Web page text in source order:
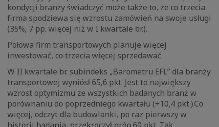
kondycji branży świadczyć może także to, że co trzecia
firma spodziewa się wzrostu zamówień na swoje usługi
(35%, 7 pp. więcej niż w I kwartale br.).
Połowa firm transportowych planuje więcej
inwestować, co trzecia więcej sprzedawać
W II kwartale br. subindeks „Barometru EFL” dla branży
transportowej wyniósł 65,6 pkt. Jest to największy
wzrost optymizmu ze wszystkich badanych branż w
porównaniu do poprzedniego kwartału (+10,4 pkt.).Co
więcej, odczyt dla budowlanki, po raz pierwszy w
historii badania, przekroczył próg 60 pkt. Tak